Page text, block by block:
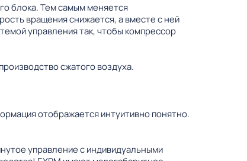
блока. Тем самым меняется
вращения снижается, а вместе с ней
управления так, чтобы компрессор
сжатого воздуха.
отображается интуитивно понятно.
управление с индивидуальными